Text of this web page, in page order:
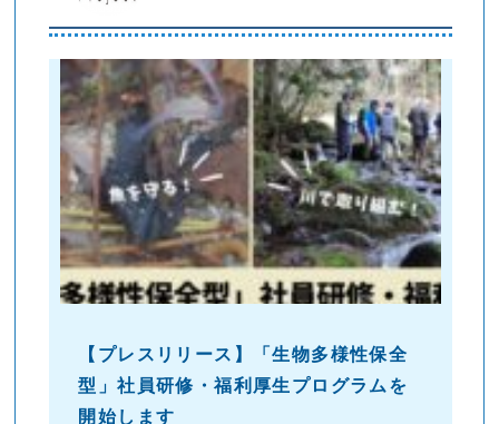
【プレスリリース】「生物多様性保全
型」社員研修・福利厚生プログラムを
開始します